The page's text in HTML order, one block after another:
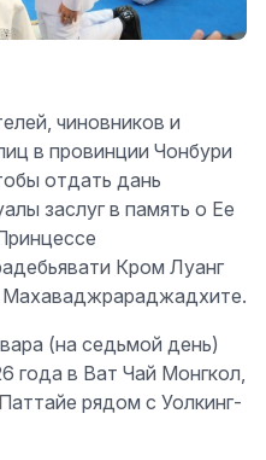
чиновников и
в провинции Чонбури
отдать дань
заслуг в память о Ее
Кром Луанг
(на седьмой день)
года в Ват Чай Монгкол,
рядом с Уолкинг-